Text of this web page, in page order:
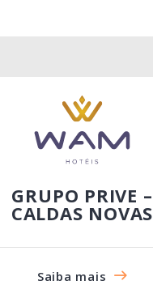
GRUPO PRIVE –
CALDAS NOVAS
Saiba mais